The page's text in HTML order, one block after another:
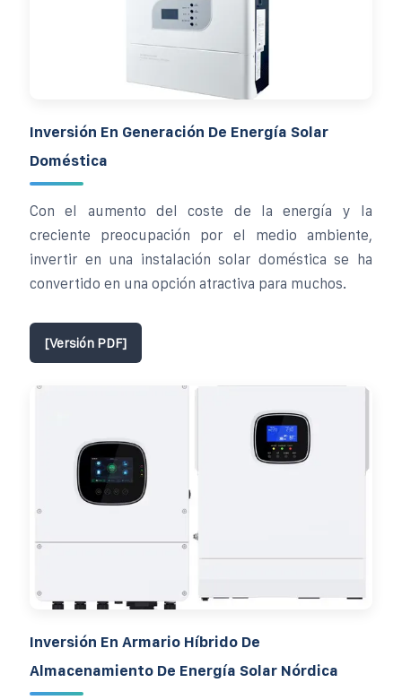
Inversión En Generación De Energía Solar
Doméstica
Con el aumento del coste de la energía y la
creciente preocupación por el medio ambiente,
invertir en una instalación solar doméstica se ha
convertido en una opción atractiva para muchos.
[Versión PDF]
Inversión En Armario Híbrido De
Almacenamiento De Energía Solar Nórdica